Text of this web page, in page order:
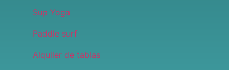
Sup Yoga
Paddle surf
Alquiler de tablas